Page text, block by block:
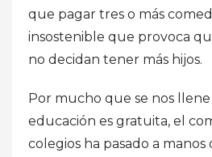
que pagar tres o más
insostenible que provoca
no decidan tener más hijos.
Por mucho que se nos
educación es gratuita, el
colegios ha pasado a